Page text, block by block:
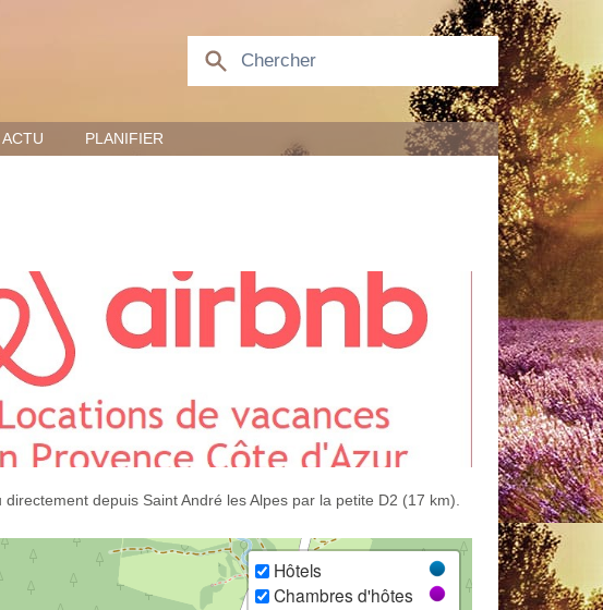
ACTU PLANIFIER
depuis Saint André les Alpes par la petite D2 (17 km).
Hôtels
Chambres d'hôtes